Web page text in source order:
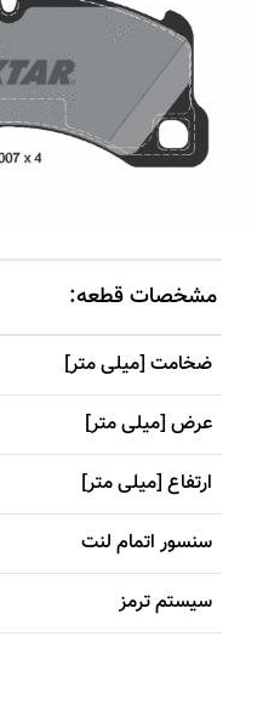
مشخصات قطعه:
ضخامت [میلی متر]
عرض [میلی متر]
ارتفاع [میلی متر]
سنسور اتمام لنت
سیستم ترمز